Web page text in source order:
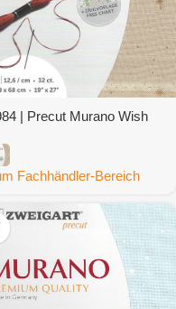
| Precut Murano Wish
Fachhändler-Bereich